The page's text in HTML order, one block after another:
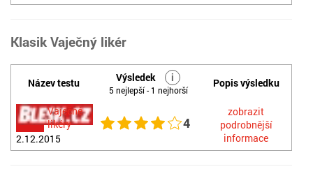
Klasik Vaječný likér
Název testu Výsledek i
5 nejlepší - 1 nejhorší
Popis výsledku
Vaječné
likéry
2.12.2015
4
zobrazit
podrobnější
informace